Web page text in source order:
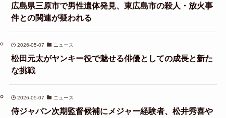
広島県三原市で男性遺体発見、東広島市の殺人・放火事
件との関連が疑われる
2026-05-07 ニュース
松田元太がヤンキー役で魅せる俳優としての成長と新た
な挑戦
2026-05-07 ニュース
侍ジャパン次期監督候補にメジャー経験者、松井秀喜や